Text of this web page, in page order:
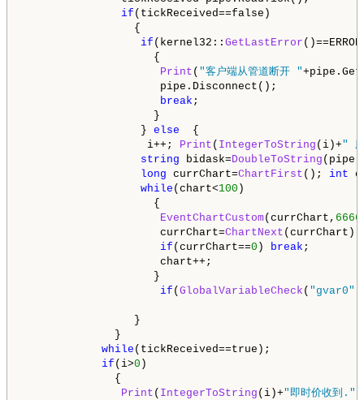
if (tickReceived==false)
{
if (kernel32:: GetLastError
{
Print ( "客户端从管道断开 "
pipe.Disconnect();
break ;
}
} else {
i++; Print ( IntegerToString (i)+"
string bidask=DoubleToString
long currChart=ChartFirst (); int
while (chart<100 )
{
EventChartCustom(currChart, 6666
currChart=ChartNext
if (currChart==0 ) break
chart++;
}
if ( GlobalVariableCheck ( "gvar0"
}
}
while (tickReceived==true);
if (i>0 )
{
Print ( IntegerToString (i)+"即时价收到."